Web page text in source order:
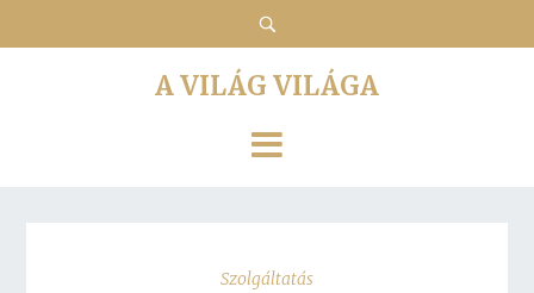
A VILÁG VILÁGA
Szolgáltatás